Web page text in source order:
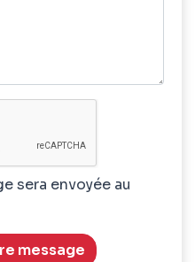
sera envoyée au
message